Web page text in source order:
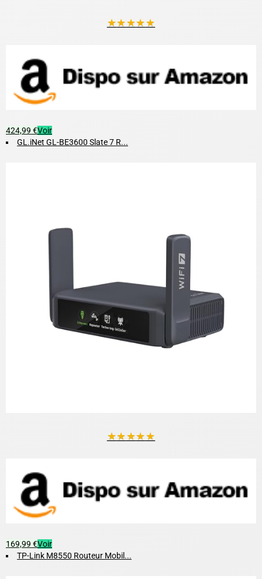
★★★★★
424,99 €Voir
GL.iNet GL-BE3600 Slate 7 R...
★★★★★
169,99 €Voir
TP-Link M8550 Routeur Mobil...